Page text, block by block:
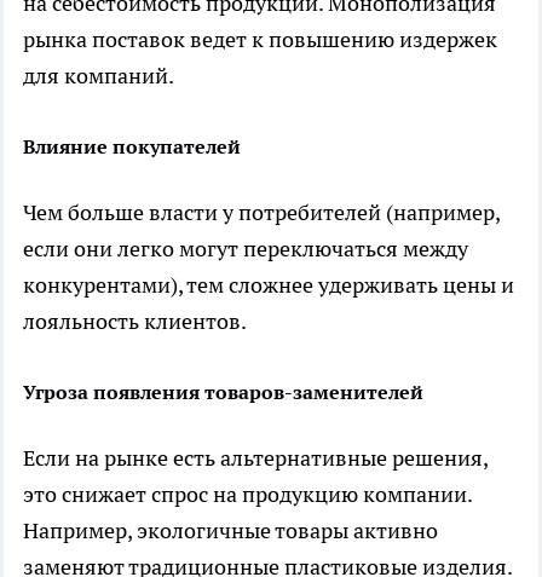
рынка поставок ведет к повышению издержек
для компаний.
Влияние покупателей
Чем больше власти у потребителей (например,
если они легко могут переключаться между
конкурентами), тем сложнее удерживать цены и
лояльность клиентов.
Угроза появления товаров-заменителей
Если на рынке есть альтернативные решения,
это снижает спрос на продукцию компании.
Например, экологичные товары активно
заменяют традиционные пластиковые изделия.